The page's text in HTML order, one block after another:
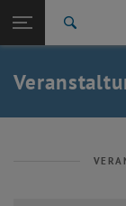
TU Login
Quicklinks
Quicklinks-Menü
Zurück: Subseiten
Aktuelles